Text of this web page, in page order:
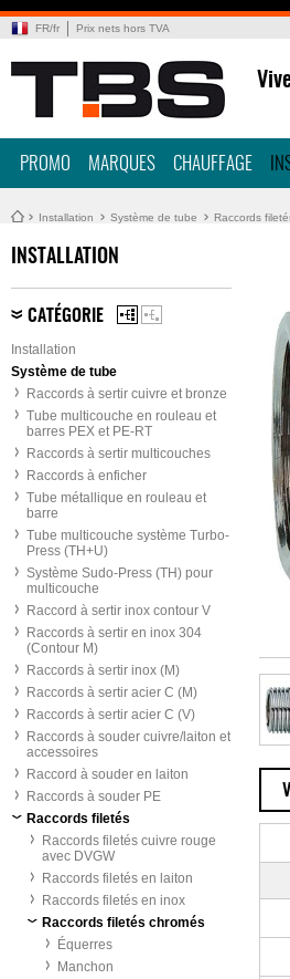
FR/fr Prix nets hors TVA
PROMO MARQUES CHAUFFAGE
Installation Système de tube Raccords
INSTALLATION
CATÉGORIE
Installation
Système de tube
Raccords à sertir cuivre et bronze
Tube multicouche en rouleau et
barres PEX et PE-RT
Raccords à sertir multicouches
Raccords à enficher
Tube métallique en rouleau et
barre
Tube multicouche système Turbo-
Press (TH+U)
Système Sudo-Press (TH) pour
multicouche
Raccord à sertir inox contour V
Raccords à sertir en inox 304
(Contour M)
Raccords à sertir inox (M)
Raccords à sertir acier C (M)
Raccords à sertir acier C (V)
Raccords à souder cuivre/laiton et
accessoires
Raccord à souder en laiton
Raccords à souder PE
Raccords filetés
Raccords filetés cuivre rouge
avec DVGW
Raccords filetés en laiton
Raccords filetés en inox
Raccords filetés chromés
Équerres
Manchon